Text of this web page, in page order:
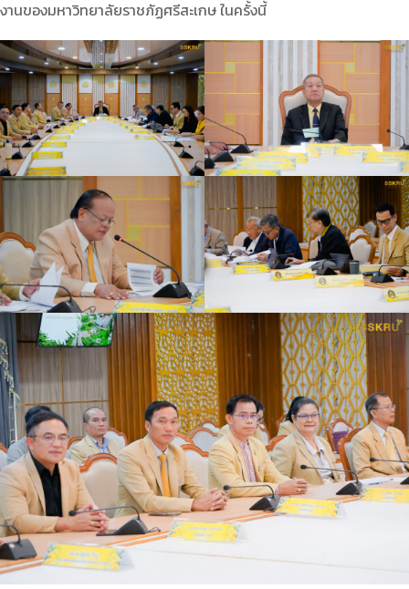
งานของมหาวิทยาลัยราชภัฏศรีสะเกษ ในครั้งนี้